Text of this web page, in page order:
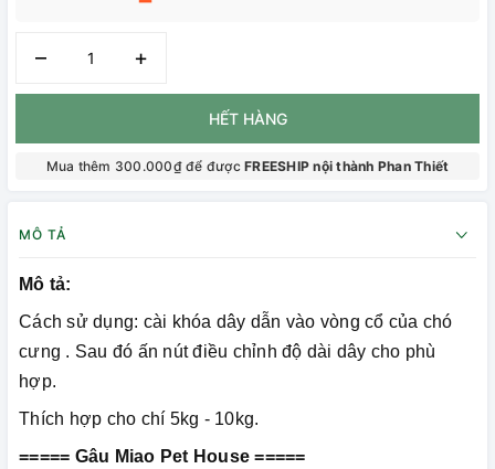
– +
HẾT HÀNG
Mua thêm 300.000₫ để đượcFREESHIP nội thành Phan Thiết
MÔ TẢ
Mô tả:
Cách sử dụng: cài khóa dây dẫn vào vòng cổ của chó
cưng . Sau đó ấn nút điều chỉnh độ dài dây cho phù
hợp.
Thích hợp cho chí 5kg - 10kg.
===== Gâu Miao Pet House =====